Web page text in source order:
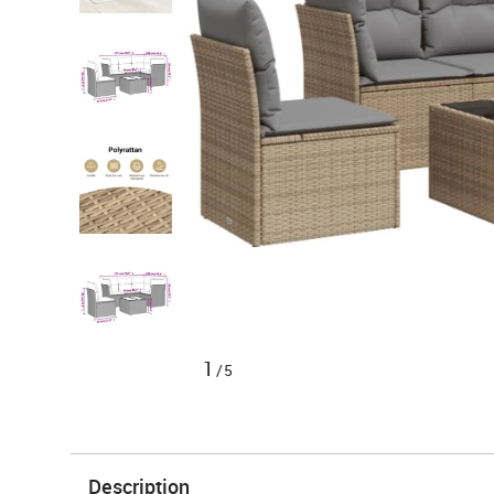
1 /5
Description